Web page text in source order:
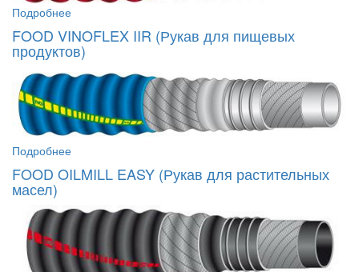
Подробнее
FOOD VINOFLEX IIR (Рукав для пищевых
продуктов)
Подробнее
FOOD OILMILL EASY (Рукав для растительных
масел)